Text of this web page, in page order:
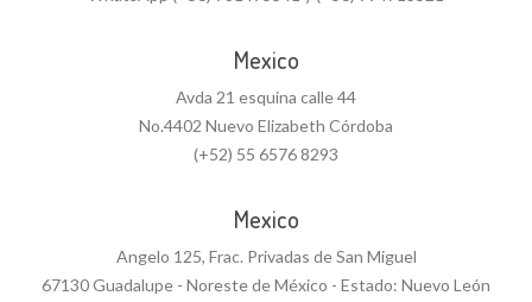
Mexico
Avda 21 esquina calle 44
No.4402 Nuevo Elizabeth Córdoba
(+52) 55 6576 8293
Mexico
Angelo 125, Frac. Privadas de San Miguel
67130 Guadalupe - Noreste de México - Estado: Nuevo León